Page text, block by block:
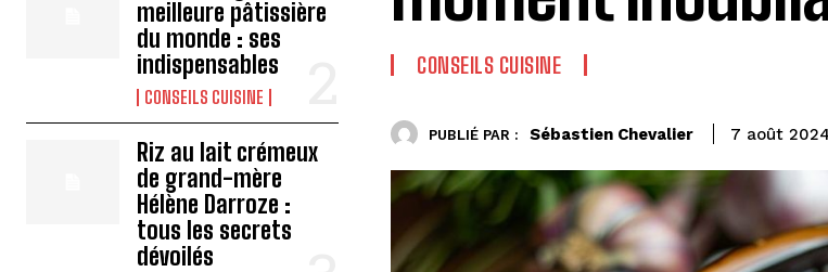
meilleure pâtissière
du monde : ses
indispensables
CONSEILS CUISINE
Riz au lait crémeux
de grand-mère
Hélène Darroze :
tous les secrets
dévoilés
CONSEILS CUISINE
PUBLIÉ PAR : Sébastien Chevalier 7 août 2024